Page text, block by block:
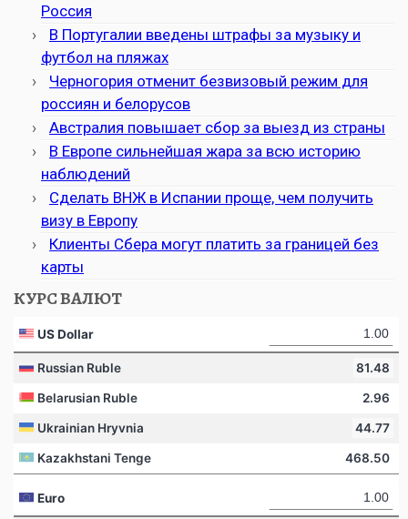
Россия
В Португалии введены штрафы за музыку и
футбол на пляжах
Черногория отменит безвизовый режим для
россиян и белорусов
Австралия повышает сбор за выезд из страны
В Европе сильнейшая жара за всю историю
наблюдений
Сделать ВНЖ в Испании проще, чем получить
визу в Европу
Клиенты Сбера могут платить за границей без
карты
КУРС ВАЛЮТ